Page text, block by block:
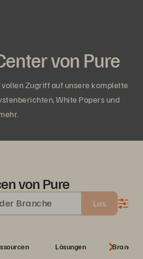
von Pure
vollen Zugriff auf unsere komplette
White Papers und
von Pure
Branche Los
Lösungen Branchen